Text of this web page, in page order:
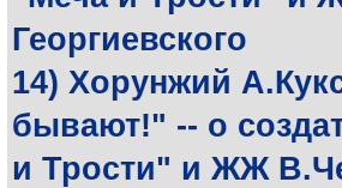
Георгиевского
14) Хорунжий
бывают!" -- о
и Трости" и ЖЖ